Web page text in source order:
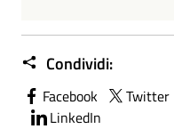
Condividi:
Facebook Twitter
LinkedIn